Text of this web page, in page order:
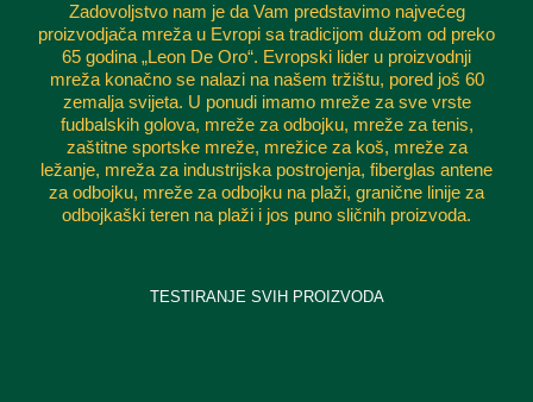
Zadovoljstvo nam je da Vam predstavimo najvećeg
proizvodjača mreža u Evropi sa tradicijom dužom od preko
65 godina „Leon De Oro“. Evropski lider u proizvodnji
mreža konačno se nalazi na našem tržištu, pored još 60
zemalja svijeta. U ponudi imamo mreže za sve vrste
fudbalskih golova, mreže za odbojku, mreže za tenis,
zaštitne sportske mreže, mrežice za koš, mreže za
ležanje, mreža za industrijska postrojenja, fiberglas antene
za odbojku, mreže za odbojku na plaži, granične linije za
odbojkaški teren na plaži i jos puno sličnih proizvoda.
TESTIRANJE SVIH PROIZVODA